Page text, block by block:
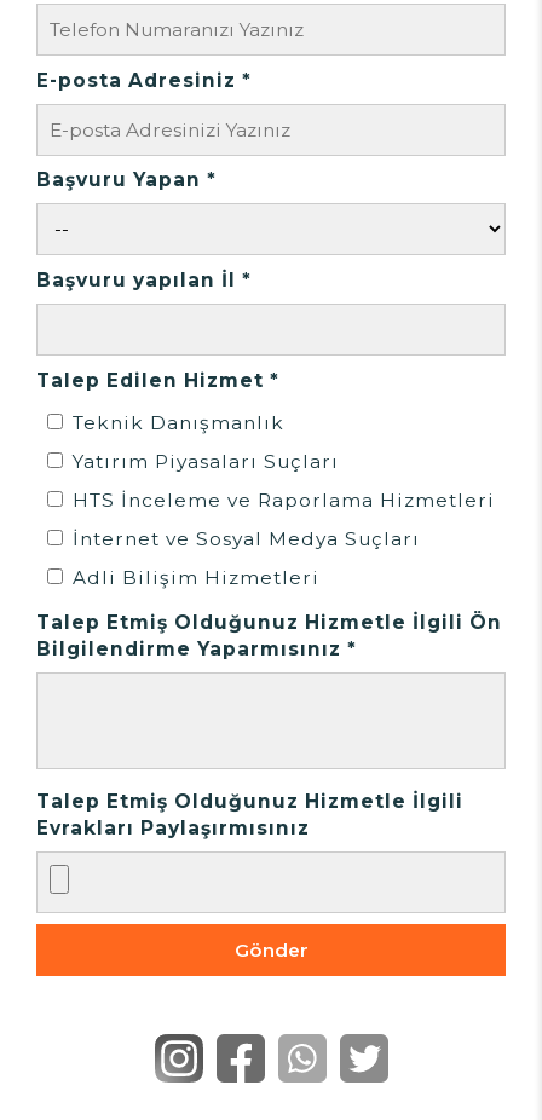
E-posta Adresiniz *
Başvuru Yapan *
Başvuru yapılan İl *
Talep Edilen Hizmet *
Teknik Danışmanlık
Yatırım Piyasaları Suçları
HTS İnceleme ve Raporlama Hizmetleri
İnternet ve Sosyal Medya Suçları
Adli Bilişim Hizmetleri
Talep Etmiş Olduğunuz Hizmetle İlgili Ön
Bilgilendirme Yaparmısınız *
Talep Etmiş Olduğunuz Hizmetle İlgili
Evrakları Paylaşırmısınız
Gönder